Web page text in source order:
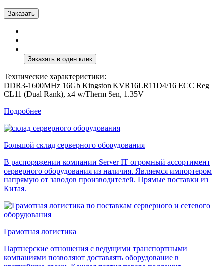
Заказать
Технические характеристики:
DDR3-1600MHz 16Gb Kingston KVR16LR11D4/16 ECC Reg
CL11 (Dual Rank), x4 w/Therm Sen, 1.35V
Подробнее
Большой склад серверного оборудования
В распоряжении компании Server IT огромный ассортимент
серверного оборудования из наличия. Являемся импортером
напрямую от заводов производителей. Прямые поставки из
Китая.
Грамотная логистика
Партнерские отношения с ведущими транспортными
компаниями позволяют доставлять оборудование в